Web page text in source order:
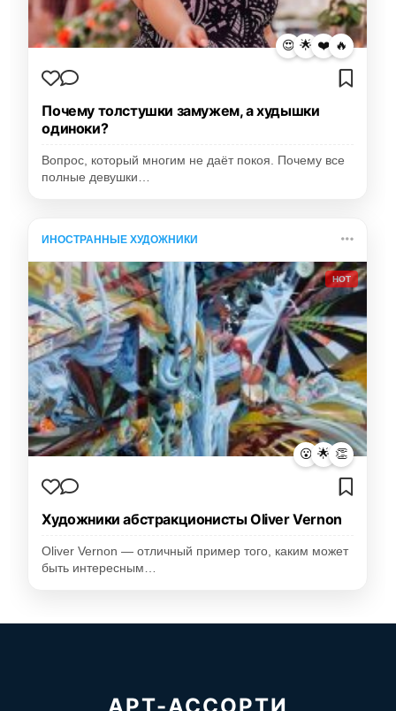
😍 🌟 ❤️ 🔥
Почему толстушки замужем, а худышки
одиноки?
Вопрос, который многим не даёт покоя. Почему все
полные девушки…
ИНОСТРАННЫЕ ХУДОЖНИКИ
HOT
😮 🌟 👏
Художники абстракционисты Oliver Vernon
Oliver Vernon — отличный пример того, каким может
быть интересным…
АРТ-АССОРТИ